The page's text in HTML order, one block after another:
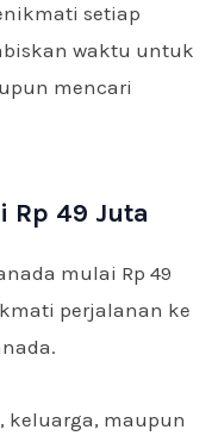
setiap
waktu untuk
mencari
Rp 49 Juta
mulai Rp 49
perjalanan ke
keluarga, maupun